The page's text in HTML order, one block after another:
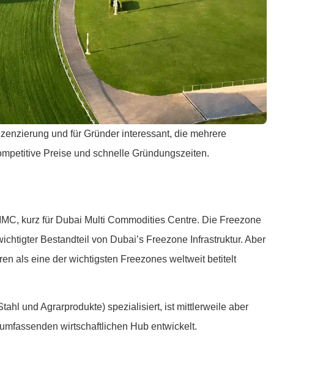
und für Gründer interessant, die mehrere
Preise und schnelle Gründungszeiten.
kurz für Dubai Multi Commodities Centre. Die Freezone
Bestandteil von Dubai’s Freezone Infrastruktur. Aber
als eine der wichtigsten Freezones weltweit betitelt
und Agrarprodukte) spezialisiert, ist mittlerweile aber
wirtschaftlichen Hub entwickelt.